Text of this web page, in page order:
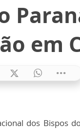
em
dos Bispos